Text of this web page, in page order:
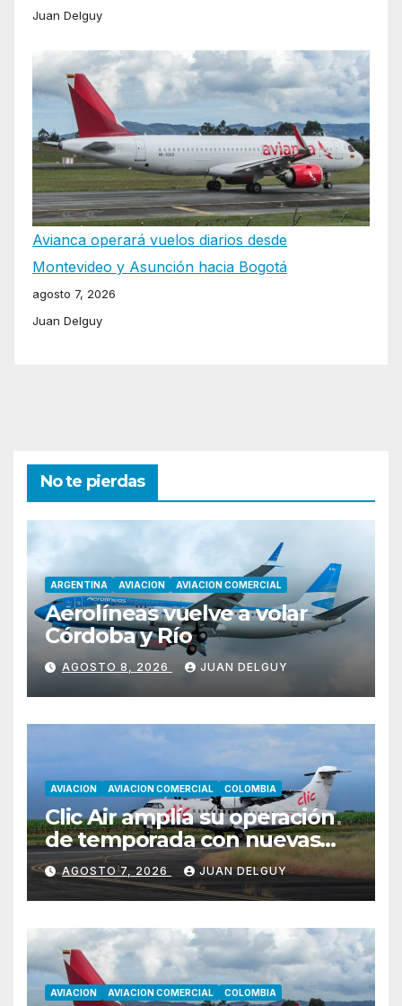
Juan Delguy
Avianca operará vuelos diarios desde
Montevideo y Asunción hacia Bogotá
agosto 7, 2026
Juan Delguy
No te pierdas
ARGENTINA AVIACION AVIACION COMERCIAL
Aerolíneas vuelve a volar
Córdoba y Río
AGOSTO 8, 2026 JUAN DELGUY
AVIACION AVIACION COMERCIAL COLOMBIA
Clic Air amplía su operación
de temporada con nuevas
rutas hacia Cartagena y Tolú
AGOSTO 7, 2026 JUAN DELGUY
AVIACION AVIACION COMERCIAL COLOMBIA